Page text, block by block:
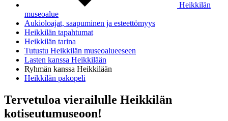
Heikkilän
museoalue
Aukioloajat, saapuminen ja esteettömyys
Heikkilän tapahtumat
Heikkilän tarina
Tutustu Heikkilän museoalueeseen
Lasten kanssa Heikkilään
Ryhmän kanssa Heikkilään
Heikkilän pakopeli
Tervetuloa vierailulle Heikkilän
kotiseutumuseoon!